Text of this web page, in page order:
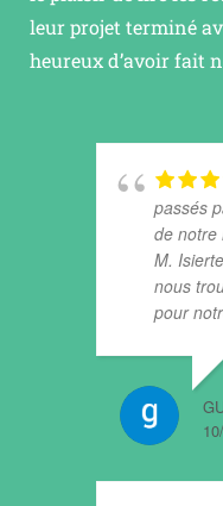
leur projet terminé
heureux d’avoir fait
passés
de notre
M.
nous
pour